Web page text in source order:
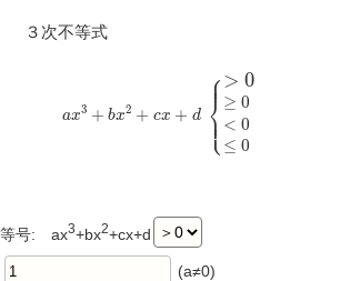
３次不等式
ax3 + bx2 + cx + d ⎧
⎪
⎪
⎨
⎪
⎪
⎩
> 0
≥ 0
< 0
≤ 0
号: ax3+bx2+cx+d
(a≠0)